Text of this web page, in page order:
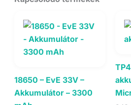
18650 – EvE 33V –
Akkumulátor – 3300